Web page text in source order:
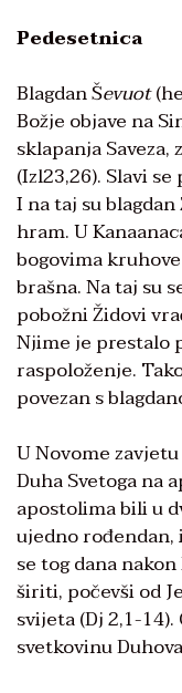
Pedesetnica
Blagdan Ševuot
Božje objave na
sklapanja Saveza,
(Izl23,26). Slavi
I na taj su
hram. U
bogovima
brašna. Na taj su
pobožni Židovi
Njime je prestalo
raspoloženje.
povezan s
U Novome
Duha Svetoga na
apostolima bili u
ujedno rođendan,
se tog dana
širiti, počevši od
svijeta (Dj 2,1-
svetkovinu